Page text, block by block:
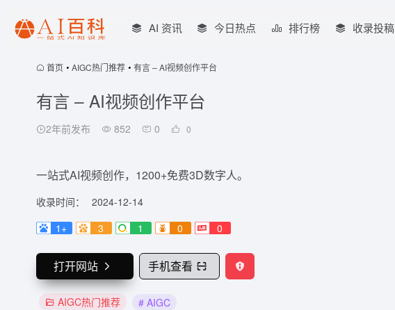
AI 资讯 今日热点 排行榜 收录投稿
首页 • AIGC热门推荐 • 有言 – AI视频创作平台
有言 – AI视频创作平台
2年前发布 852 0 0
一站式AI视频创作，1200+免费3D数字人。
收录时间：
2024-12-14
1+
3 1 0 0
打开网站 手机查看
AIGC热门推荐 # AIGC